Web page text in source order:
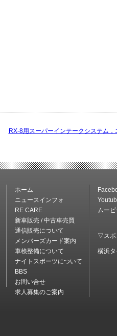
RX-8用スーパーインテークシステム
ホーム
ニュースインフォ
RE CARE
新車販売 / 中古車売買
通信販売について
メンバーズカード案内
車検整備について
ナイトスポーツについて
BBS
お問い合せ
求人募集のご案内
ムー
▽スポ
横浜